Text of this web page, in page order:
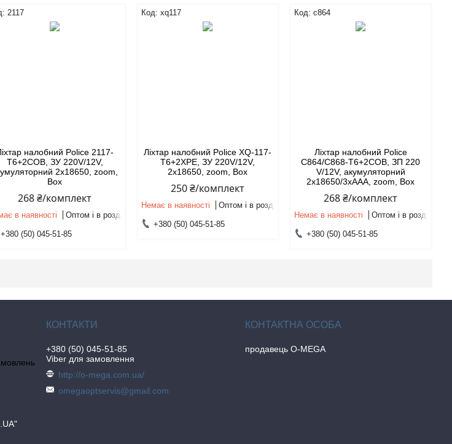
2117
налобний Police 2117-
T6+2COB, ЗУ 220V/12V,
2х18650, zoom,
Box
268 ₴/комплект
в наявності Оптом і в роздріб
+380 (50) 045-51-85
xq117
Ліхтар налобний Police XQ-117-
T6+2XPE, ЗУ 220V/12V,
2х18650, zoom, Box
250 ₴/комплект
Немає в наявності Оптом і в роздріб
+380 (50) 045-51-85
c864
Ліхтар налобний Police
С864/C868-T6+2COB, ЗП 220
V/12V, акумуляторний
2x18650/3xAAA, zoom, Box
268 ₴/комплект
Немає в наявності Оптом і в роздріб
+380 (50) 045-51-85
+380 (50) 045-51-85
Viber для замовлення
http://o-mega.com.ua/
omegaoptservis@gmail.com
продавець O-MEGA